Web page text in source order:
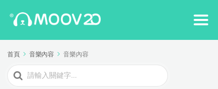
首頁 音樂內容 音樂內容
Search
For